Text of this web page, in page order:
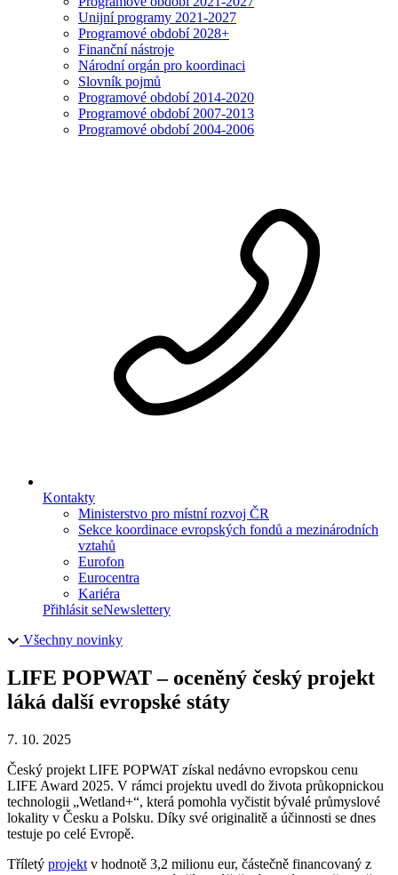
Unijní programy 2021-2027
Programové období 2028+
Finanční nástroje
Národní orgán pro koordinaci
Slovník pojmů
Programové období 2014-2020
Programové období 2007-2013
Programové období 2004-2006
Kontakty
Ministerstvo pro místní rozvoj ČR
Sekce koordinace evropských fondů a mezinárodních
vztahů
Eurofon
Eurocentra
Kariéra
Přihlásit seNewslettery
Všechny novinky
LIFE POPWAT – oceněný český projekt
láká další evropské státy
7. 10. 2025
Český projekt LIFE POPWAT získal nedávno evropskou cenu
LIFE Award 2025. V rámci projektu uvedl do života průkopnickou
technologii „Wetland+“, která pomohla vyčistit bývalé průmyslové
lokality v Česku a Polsku. Díky své originalitě a účinnosti se dnes
testuje po celé Evropě.
Tříletý projekt v hodnotě 3,2 milionu eur, částečně financovaný z